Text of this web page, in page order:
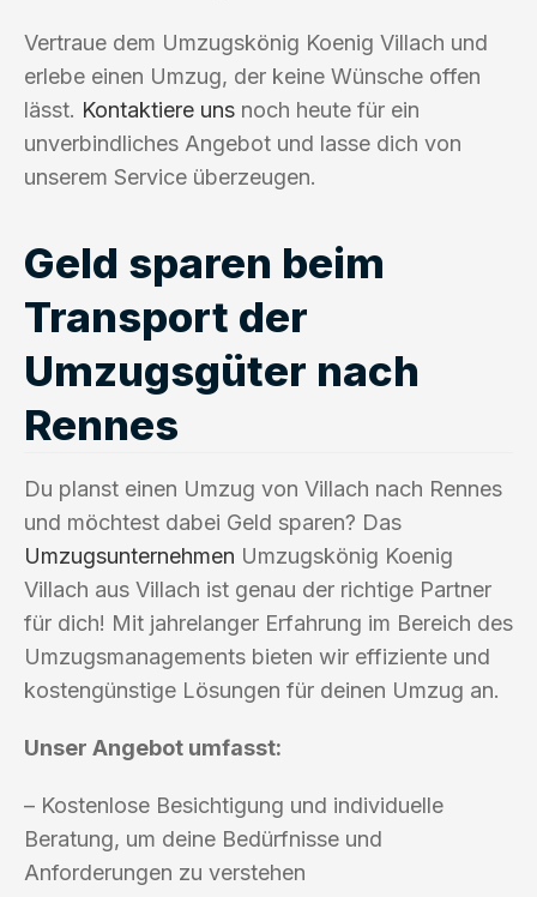
Vertraue dem Umzugskönig Koenig Villach und
erlebe einen Umzug, der keine Wünsche offen
lässt. Kontaktiere uns noch heute für ein
unverbindliches Angebot und lasse dich von
unserem Service überzeugen.
Geld sparen beim
Transport der
Umzugsgüter nach
Rennes
Du planst einen Umzug von Villach nach Rennes
und möchtest dabei Geld sparen? Das
Umzugsunternehmen Umzugskönig Koenig
Villach aus Villach ist genau der richtige Partner
für dich! Mit jahrelanger Erfahrung im Bereich des
Umzugsmanagements bieten wir effiziente und
kostengünstige Lösungen für deinen Umzug an.
Unser Angebot umfasst:
– Kostenlose Besichtigung und individuelle
Beratung, um deine Bedürfnisse und
Anforderungen zu verstehen